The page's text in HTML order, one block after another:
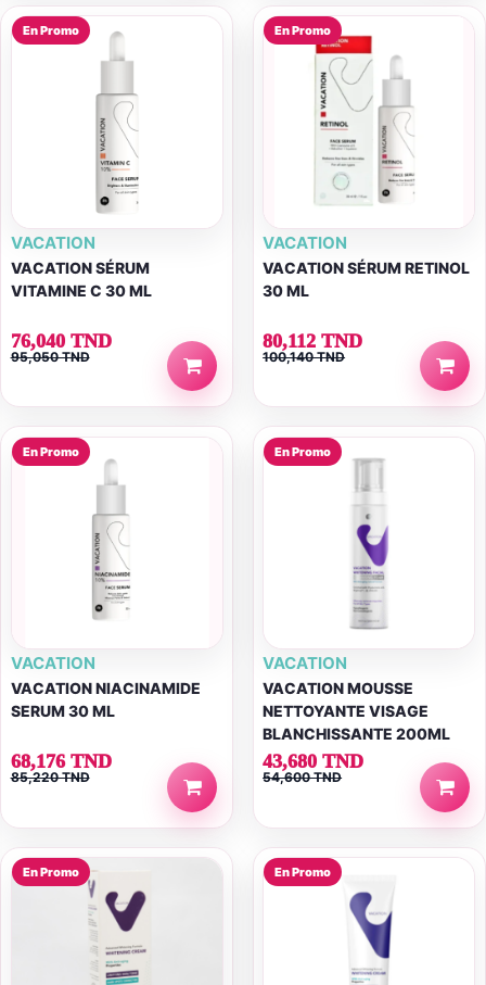
En Promo
VACATION
VACATION SÉRUM
VITAMINE C 30 ML
76,040 TND
95,050 TND
En Promo
VACATION
VACATION SÉRUM RETINOL
30 ML
80,112 TND
100,140 TND
En Promo
VACATION
VACATION NIACINAMIDE
SERUM 30 ML
68,176 TND
85,220 TND
En Promo
VACATION
VACATION MOUSSE
NETTOYANTE VISAGE
BLANCHISSANTE 200ML
43,680 TND
54,600 TND
En Promo En Promo